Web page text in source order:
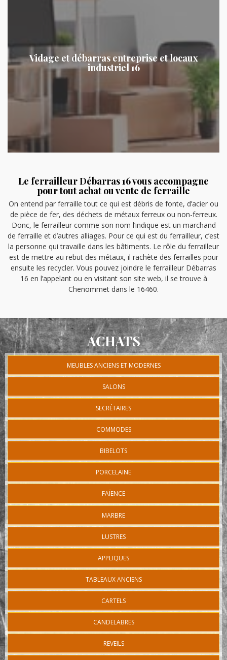
Vidage et débarras entreprise et locaux
industriel 16
Le ferrailleur Débarras 16 vous accompagne
pour tout achat ou vente de ferraille
On entend par ferraille tout ce qui est débris de fonte, d’acier ou
de pièce de fer, des déchets de métaux ferreux ou non-ferreux.
Donc, le ferrailleur comme son nom l’indique est un marchand
de ferraille et d’autres alliages. Pour ce qui est du ferrailleur, c’est
la personne qui travaille dans les bâtiments. Le rôle du ferrailleur
est de mettre au rebut des métaux, il rachète des ferrailles pour
ensuite les recycler. Vous pouvez joindre le ferrailleur Débarras
16 en l’appelant ou en visitant son site web, il se trouve à
Chenommet dans le 16460.
ACHATS
MEUBLES ANCIENS ET MODERNES
SALONS
SECRÉTAIRES
COMMODES
BIBELOTS
PORCELAINE
FAÏENCE
MARBRE
LUSTRES
APPLIQUES
TABLEAUX ANCIENS
CARTELS
CANDELABRES
REVEILS